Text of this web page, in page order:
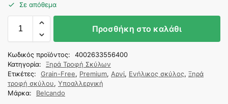
Σε απόθεμα
Προσθήκη στο καλάθι
Κωδικός προϊόντος:
4002633556400
Κατηγορία:
Ξηρά Τροφή Σκύλων
Ετικέτες:
Grain-Free, Premium, Αρνί, Ενήλικος σκύλος, Ξηρά
τροφή σκύλου, Υποαλλεργική
Μάρκα:
Belcando